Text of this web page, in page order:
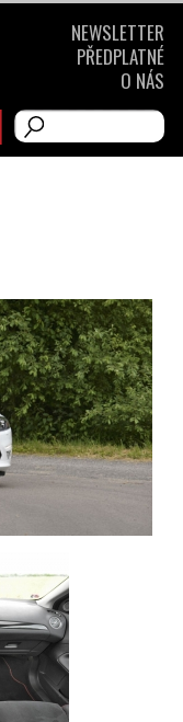
NEWSLETTER
PŘEDPLATNÉ
O NÁS